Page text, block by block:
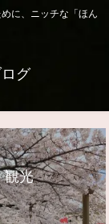
に、ニッチな「ほん
グ
観光